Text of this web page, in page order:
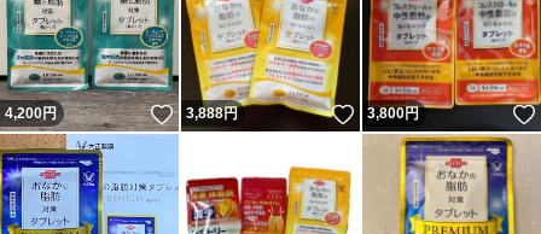
4,200円 いいね！
3,888円 いいね！
3,800円